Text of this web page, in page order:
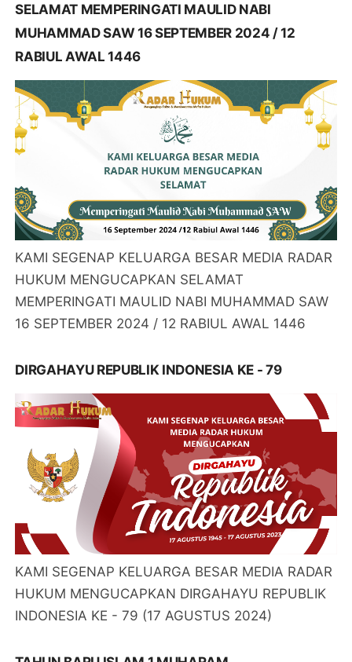
SELAMAT MEMPERINGATI MAULID NABI
MUHAMMAD SAW 16 SEPTEMBER 2024 / 12
RABIUL AWAL 1446
KAMI SEGENAP KELUARGA BESAR MEDIA RADAR
HUKUM MENGUCAPKAN SELAMAT
MEMPERINGATI MAULID NABI MUHAMMAD SAW
16 SEPTEMBER 2024 / 12 RABIUL AWAL 1446
DIRGAHAYU REPUBLIK INDONESIA KE - 79
KAMI SEGENAP KELUARGA BESAR MEDIA RADAR
HUKUM MENGUCAPKAN DIRGAHAYU REPUBLIK
INDONESIA KE - 79 (17 AGUSTUS 2024)